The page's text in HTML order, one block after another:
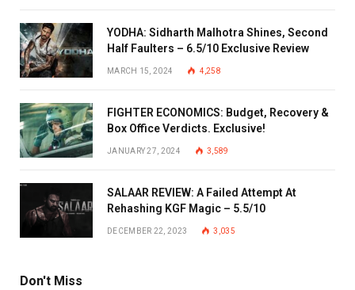
YODHA: Sidharth Malhotra Shines, Second
Half Faulters – 6.5/10 Exclusive Review
MARCH 15, 2024 4,258
FIGHTER ECONOMICS: Budget, Recovery &
Box Office Verdicts. Exclusive!
JANUARY 27, 2024 3,589
SALAAR REVIEW: A Failed Attempt At
Rehashing KGF Magic – 5.5/10
DECEMBER 22, 2023 3,035
Don't Miss